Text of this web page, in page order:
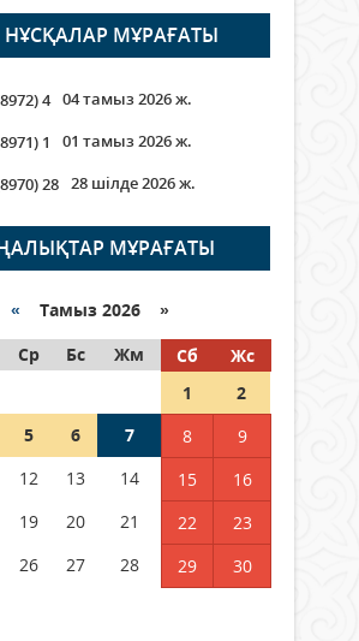
Қызылорда облысы
департаменті 20
көрерменнің
қамтамасыз етті
2026 ж.
АРҚЫЛЫ ҚАЛАЙ
2026 ж. 252
Казахстана,
2026 ж. 131
жүрген Қазақстан
қалай дауыс бере
НҰСҚАЛАР МҰРАҒАТЫ
4 04 тамыз 2026 ж.
1
01 тамыз 2026 ж.
28 28 шілде 2026 ж.
МҰРАҒАТЫ
« Тамыз 2026 »
Ср Бс Жм Сб
Жс
1
2
5 6 7 8
9
12 13 14 15
16
19 20 21 22
23
26 27 28 29
30